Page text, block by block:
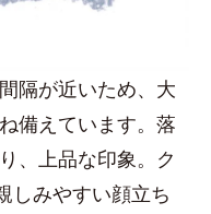
隔が近いため、大
備えています。落
、上品な印象。ク
しみやすい顔立ち